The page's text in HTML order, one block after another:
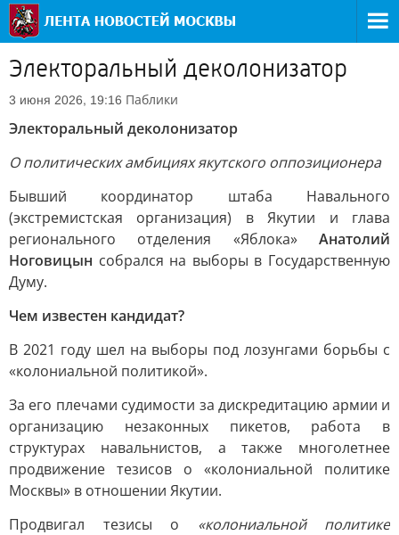
Электоральный деколонизатор
3 июня 2026, 19:16 Паблики
Электоральный деколонизатор
О политических амбициях якутского оппозиционера
Бывший координатор штаба Навального
(экстремистская организация) в Якутии и глава
регионального отделения «Яблока» Анатолий
Ноговицын собрался на выборы в Государственную
Думу.
Чем известен кандидат?
В 2021 году шел на выборы под лозунгами борьбы с
«колониальной политикой».
За его плечами судимости за дискредитацию армии и
организацию незаконных пикетов, работа в
структурах навальнистов, а также многолетнее
продвижение тезисов о «колониальной политике
Москвы» в отношении Якутии.
Продвигал тезисы о «колониальной политике